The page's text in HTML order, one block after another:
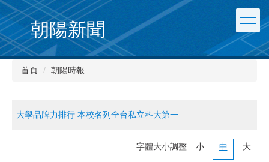
朝陽新聞
首頁 朝陽時報
大學品牌力排行 本校名列全台私立科大第一
字體大小調整 小 中 大